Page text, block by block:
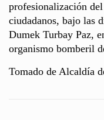
profesionalización
ciudadanos, bajo las
Dumek Turbay Paz,
organismo bomberil
Tomado de Alcaldía